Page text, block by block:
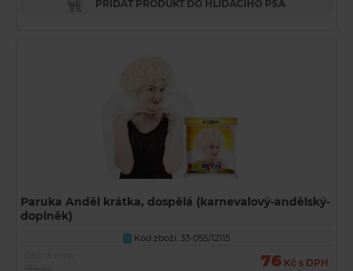
PŘIDAT PRODUKT DO HLÍDACÍHO PSA
Paruka Anděl krátka, dospělá (karnevalový-andělský-
doplněk)
U
Kód zboží: 33-055/12115
76 Kč s DPH